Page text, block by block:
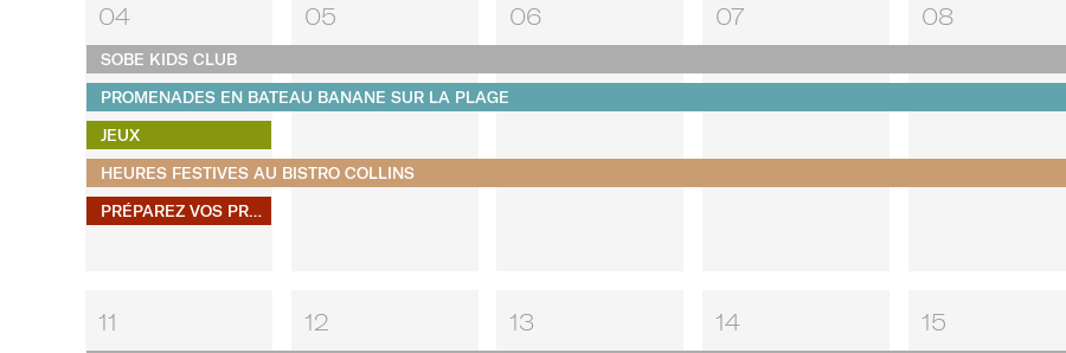
04
SOBE KIDS CLUB
PROMENADES EN BATEAU BANANE SUR LA PLAGE
JEUX
HEURES FESTIVES AU BISTRO COLLINS
PRÉPAREZ VOS PROPRES S'MORES
05 06 07 08
11 12 13 14 15